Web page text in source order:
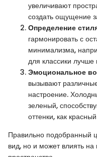
увеличивают
создать ощущение
Определение
гармонировать с
минимализма,
для классики
Эмоциональное
вызывают
настроение.
зеленый,
оттенки, как
Правильно подобранный
вид, но и может влиять на